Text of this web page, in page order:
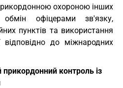
охороною інших
офіцерами зв'язку,
пунктів та використання
до міжнародних
прикордонний контроль із